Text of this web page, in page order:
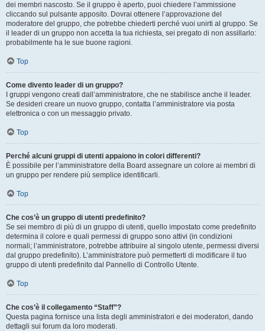
dei membri nascosto. Se il gruppo è aperto, puoi chiedere l’ammissione
cliccando sul pulsante apposito. Dovrai ottenere l’approvazione del
moderatore del gruppo, che potrebbe chiederti perché vuoi unirti al gruppo. Se
il leader di un gruppo non accetta la tua richiesta, sei pregato di non assillarlo:
probabilmente ha le sue buone ragioni.
Top
Come divento leader di un gruppo?
I gruppi vengono creati dall’amministratore, che ne stabilisce anche il leader.
Se desideri creare un nuovo gruppo, contatta l’amministratore via posta
elettronica o con un messaggio privato.
Top
Perché alcuni gruppi di utenti appaiono in colori differenti?
È possibile per l’amministratore della Board assegnare un colore ai membri di
un gruppo per rendere più semplice identificarli.
Top
Che cos’è un gruppo di utenti predefinito?
Se sei membro di più di un gruppo di utenti, quello impostato come predefinito
determina il colore e quali permessi di gruppo sono attivi (in condizioni
normali; l’amministratore, potrebbe attribuire al singolo utente, permessi diversi
dal gruppo predefinito). L’amministratore può permetterti di modificare il tuo
gruppo di utenti predefinito dal Pannello di Controllo Utente.
Top
Che cos’è il collegamento “Staff”?
Questa pagina fornisce una lista degli amministratori e dei moderatori, dando
dettagli sui forum da loro moderati.